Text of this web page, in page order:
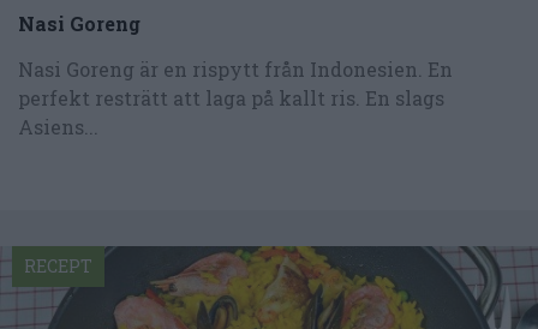
Nasi Goreng
Nasi Goreng är en rispytt från Indonesien. En
perfekt resträtt att laga på kallt ris. En slags
Asiens...
RECEPT